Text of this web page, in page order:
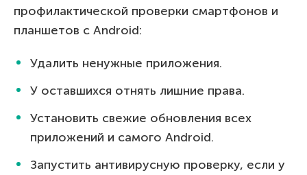
профилактической проверки смартфонов и
планшетов с Android:
Удалить ненужные приложения.
У оставшихся отнять лишние права.
Установить свежие обновления всех
приложений и самого Android.
Запустить антивирусную проверку, если у